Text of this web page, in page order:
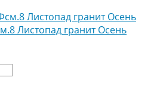
Листопад гранит Осень